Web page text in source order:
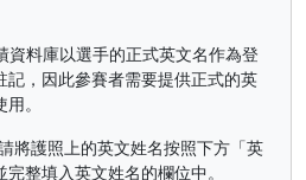
資料庫以選手的正式英文名作為登
記，因此參賽者需要提供正式的英
。
請將護照上的英文姓名按照下方「英
整填入英文姓名的欄位中。